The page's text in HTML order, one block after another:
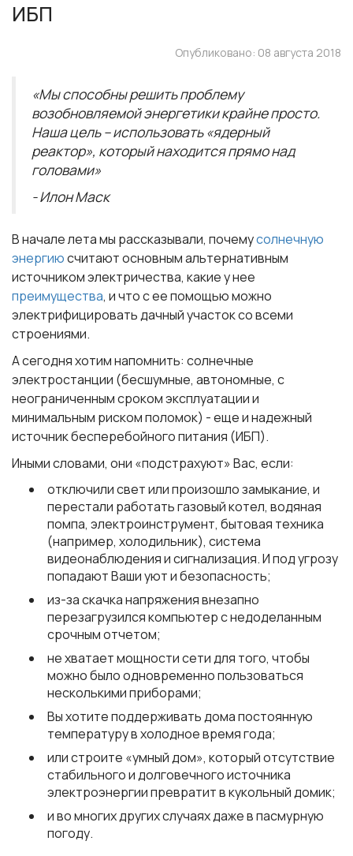
ИБП
Опубликовано: 08 августа 2018
«Мы способны решить проблему
возобновляемой энергетики крайне просто.
Наша цель – использовать «ядерный
реактор», который находится прямо над
головами»
- Илон Маск
В начале лета мы рассказывали, почемусолнечную
энергиюсчитают основным альтернативным
источником электричества, какие у нее
преимущества, и что с ее помощью можно
электрифицировать дачный участок со всеми
строениями.
А сегодня хотим напомнить: солнечные
электростанции (бесшумные, автономные, с
неограниченным сроком эксплуатации и
минимальным риском поломок) - еще и надежный
источник бесперебойного питания (ИБП).
Иными словами, они «подстрахуют» Вас, если:
отключили свет или произошло замыкание, и
перестали работать газовый котел, водяная
помпа, электроинструмент, бытовая техника
(например, холодильник), система
видеонаблюдения и сигнализация. И под угрозу
попадают Ваши уют и безопасность;
из-за скачка напряжения внезапно
перезагрузился компьютер с недоделанным
срочным отчетом;
не хватает мощности сети для того, чтобы
можно было одновременно пользоваться
несколькими приборами;
Вы хотите поддерживать дома постоянную
температуру в холодное время года;
или строите «умный дом», который отсутствие
стабильного и долговечного источника
электроэнергии превратит в кукольный домик;
и во многих других случаяхдаже в пасмурную
погоду.